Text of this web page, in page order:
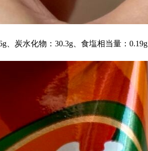
、炭水化物：30.3g、食塩相当量：0.19g